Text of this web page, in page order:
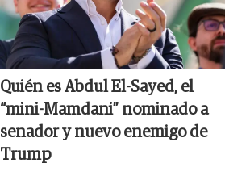
Quién es Abdul El-Sayed, el
“mini-Mamdani” nominado a
senador y nuevo enemigo de
Trump